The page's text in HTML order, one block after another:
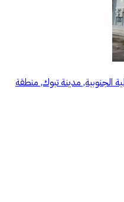
الجنوبية, مدينة تبوك, منطقة